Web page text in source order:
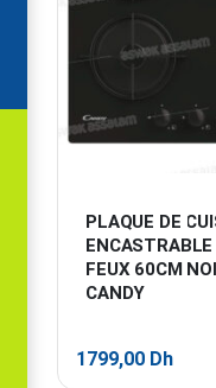
PLAQUE DE
FEUX 60CM
CANDY
1799,00 Dh